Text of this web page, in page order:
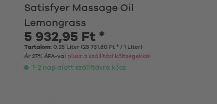
Satisfyer Massage Oil
Lemongrass
5 932,95 Ft *
Tartalom: 0.25 Liter (23 731,80 Ft * / 1 Liter)
Ár 27% ÁFA-val plusz a szállítási költségekkel
1-2 nap alatt szállításra kész